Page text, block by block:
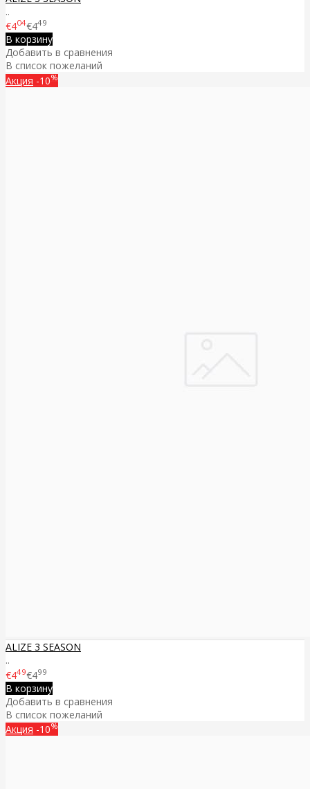
..
€404€449
В корзину
Добавить в сравнения
В список пожеланий
Акция -10%
ALIZE 3 SEASON
..
€449€499
В корзину
Добавить в сравнения
В список пожеланий
Акция -10%